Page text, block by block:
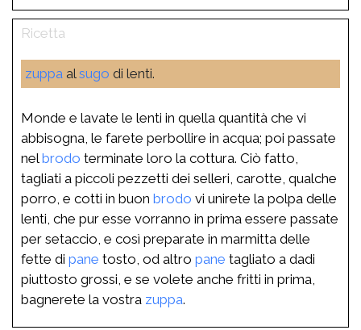
zuppa al sugo di lenti.
Monde e lavate le lenti in quella quantità che vi
abbisogna, le farete perbollire in acqua; poi passate
nelbrodo terminate loro la cottura. Ciò fatto,
tagliati a piccoli pezzetti dei selleri, carotte, qualche
porro, e cotti in buon brodo vi unirete la polpa delle
lenti, che pur esse vorranno in prima essere passate
per setaccio, e così preparate in marmitta delle
fette di pane tosto, od altro pane tagliato a dadi
piuttosto grossi, e se volete anche fritti in prima,
bagnerete la vostra zuppa.